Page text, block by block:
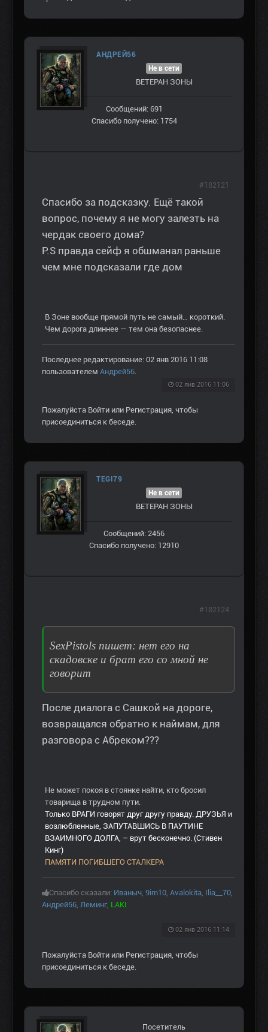
АНДРЕЙ56
Не в сети
ВЕТЕРАН ЗOНЫ
Сообщений: 691
Спасибо получено: 1754
Спасибо за подсказку. Ещё такой
вопрос, почему я не могу залезть на
чердак своего дома?
P.S правда сейф я обшманал раньше
чем мне подсказали где дом
В Зоне вообще прямой путь не самый… короткий.
Чем дорога длиннее — тем она безопаснее.
Последнее редактирование: 02 янв 2016 11:08
пользователем Андрей56
02 янв 2016 11:06
#182121
Пожалуйста Войти или Регистрация , чтобы
присоединиться к беседе.
TEGI79
Не в сети
ВЕТЕРАН ЗOНЫ
Сообщений: 2456
Спасибо получено: 12910
SexPistols пишет: нет его на
скадовске и брат его со мной не
говорит
После диалога с Сашкой на дороге,
возвращался обратно к наймам, для
разговора с Абреком???
Не может покоя в стоянке найти, кто бросил
товарища в трудном пути.
Только ВРАГИ говорят друг другу правду. ДРУЗЬЯ и
возлюбленные, ЗАПУТАВШИСЬ В ПАУТИНЕ
ВЗАИМНОГО ДОЛГА, – врут бесконечно. (Стивен
Кинг)
ПАМЯТИ ПОГИБШЕГО СТАЛКЕРА
Спасибо сказали: Иваныч 9im10 Avalokita Ilia__70
Андрей56 Леминг, LAKI
02 янв 2016 11:14
#182124
Пожалуйста Войти или Регистрация , чтобы
присоединиться к беседе.
Посетитель